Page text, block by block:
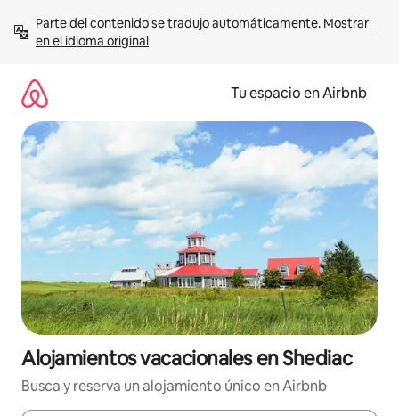
contenido
Parte del contenido se tradujo automáticamente. Mostrar
en el idioma original
Tu espacio en Airbnb
Alojamientos vacacionales en Shediac
Busca y reserva un alojamiento único en Airbnb